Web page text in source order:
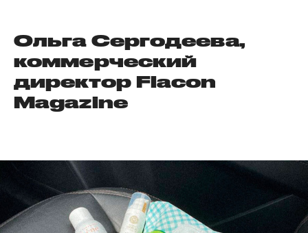
Ольга Сергодеева,
коммерческий
директор Flacon
Magazine